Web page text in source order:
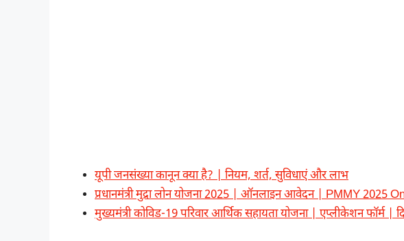
यूपी जनसंख्या कानून क्या है? | नियम, शर्त, सुविधाएं और लाभ
प्रधानमंत्री मुद्रा लोन योजना 2025 | ऑनलाइन आवेदन | PMMY 2025
मुख्यमंत्री कोविड-19 परिवार आर्थिक सहायता योजना | एप्लीकेशन फॉर्म |